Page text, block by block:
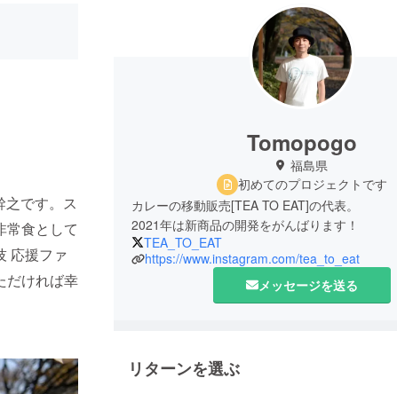
之です。ス
常食として
応援ファ
だければ幸
Tomopogo
福島県
初めてのプロジェクトです
カレーの移動販売[TEA TO EAT]の代表。
2021年は新商品の開発をがんばります！
TEA_TO_EAT
https://www.instagram.com/tea_to_eat
メッセージを送る
リターンを選ぶ